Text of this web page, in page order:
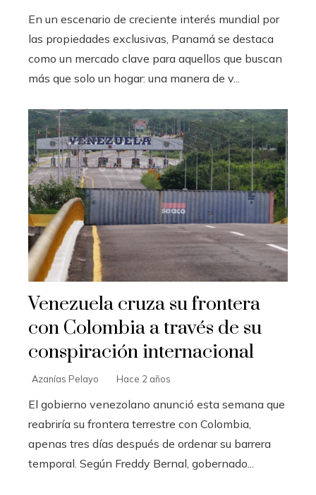
En un escenario de creciente interés mundial por
las propiedades exclusivas, Panamá se destaca
como un mercado clave para aquellos que buscan
más que solo un hogar: una manera de v...
Venezuela cruza su frontera
con Colombia a través de su
conspiración internacional
Azanías Pelayo Hace 2 años
El gobierno venezolano anunció esta semana que
reabriría su frontera terrestre con Colombia,
apenas tres días después de ordenar su barrera
temporal. Según Freddy Bernal, gobernado...